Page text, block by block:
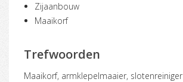
Zijaanbouw
Maaikorf
Trefwoorden
maaikorf, armklepelmaaier, slotenreiniger